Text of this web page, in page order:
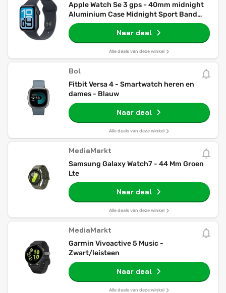
Apple Watch Se 3 gps - 40mm midnight
Aluminium Case Midnight Sport Band
S/m Smartwatch
Naar deal
Alle deals van deze winkel
Bol
Fitbit Versa 4 - Smartwatch heren en
dames - Blauw
Naar deal
Alle deals van deze winkel
MediaMarkt
Samsung Galaxy Watch7 - 44 Mm Groen
Lte
Naar deal
Alle deals van deze winkel
MediaMarkt
Garmin Vivoactive 5 Music -
Zwart/leisteen
Naar deal
Alle deals van deze winkel